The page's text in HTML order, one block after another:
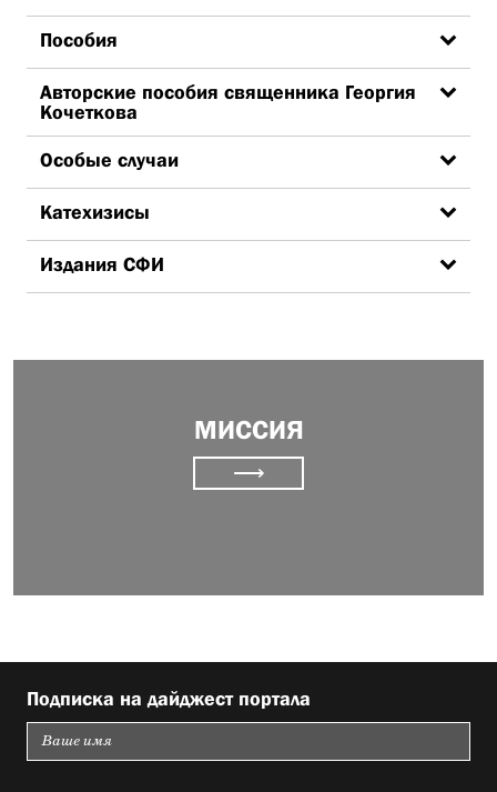
Пособия
Авторские пособия священника Георгия
Кочеткова
Особые случаи
Катехизисы
Издания СФИ
МИССИЯ
⟶
Подписка на дайджест портала